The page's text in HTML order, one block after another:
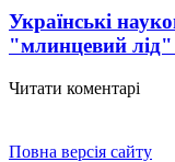
Українські
"млинцевий
Читати коментарі
Повна версія сайту